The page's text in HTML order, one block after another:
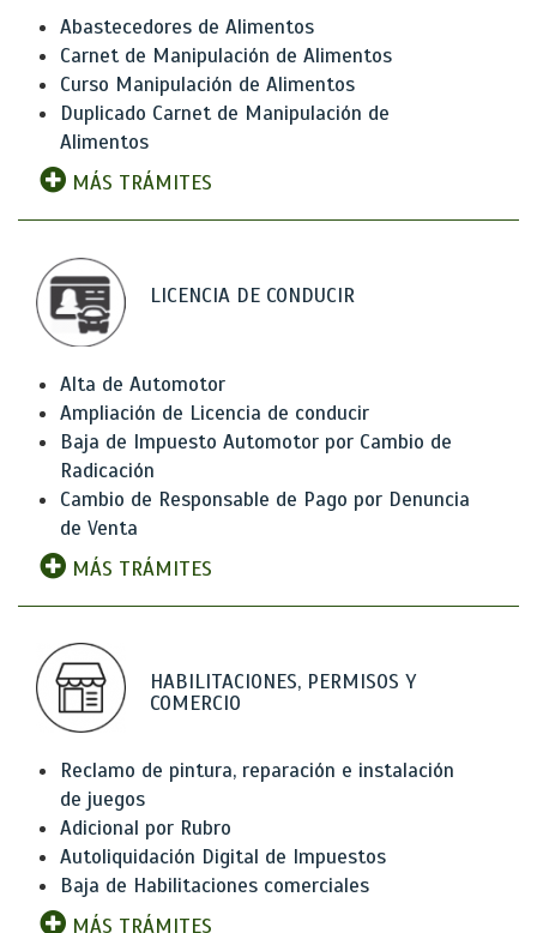
Abastecedores de Alimentos
Carnet de Manipulación de Alimentos
Curso Manipulación de Alimentos
Duplicado Carnet de Manipulación de
Alimentos
MÁS TRÁMITES
LICENCIA DE CONDUCIR
Alta de Automotor
Ampliación de Licencia de conducir
Baja de Impuesto Automotor por Cambio de
Radicación
Cambio de Responsable de Pago por Denuncia
de Venta
MÁS TRÁMITES
HABILITACIONES, PERMISOS Y
COMERCIO
Reclamo de pintura, reparación e instalación
de juegos
Adicional por Rubro
Autoliquidación Digital de Impuestos
Baja de Habilitaciones comerciales
MÁS TRÁMITES